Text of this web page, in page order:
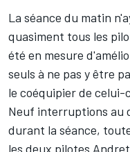
La séance du matin
quasiment tous les
été en mesure
seuls à ne pas y être
le coéquipier de celui-
Neuf interruptions au
durant la séance,
les deux pilotes